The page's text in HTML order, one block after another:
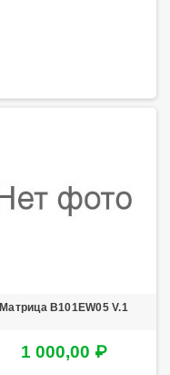
Матрица B101EW05 V.1
1 000,00 ₽